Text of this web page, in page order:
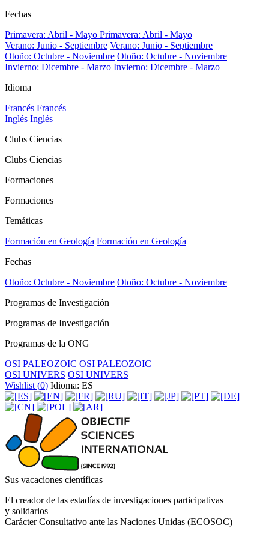
Fechas
Primavera: Abril - Mayo Primavera: Abril - Mayo
Verano: Junio - Septiembre Verano: Junio - Septiembre
Otoño: Octubre - Noviembre Otoño: Octubre - Noviembre
Invierno: Dicembre - Marzo Invierno: Dicembre - Marzo
Idioma
Francés Francés
Inglés Inglés
Clubs Ciencias
Clubs Ciencias
Formaciones
Formaciones
Temáticas
Formación en Geología Formación en Geología
Fechas
Otoño: Octubre - Noviembre Otoño: Octubre - Noviembre
Programas de Investigación
Programas de Investigación
Programas de la ONG
OSI PALEOZOIC OSI PALEOZOIC
OSI UNIVERS OSI UNIVERS
Wishlist (0) Idioma: ES
Sus vacaciones científicas
El creador de las estadías de investigaciones participativas
y solidarios
Carácter Consultativo ante las Naciones Unidas (ECOSOC)